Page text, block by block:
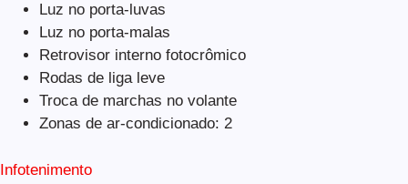
Luz no porta-luvas
Luz no porta-malas
Retrovisor interno fotocrômico
Rodas de liga leve
Troca de marchas no volante
Zonas de ar-condicionado: 2
Infotenimento